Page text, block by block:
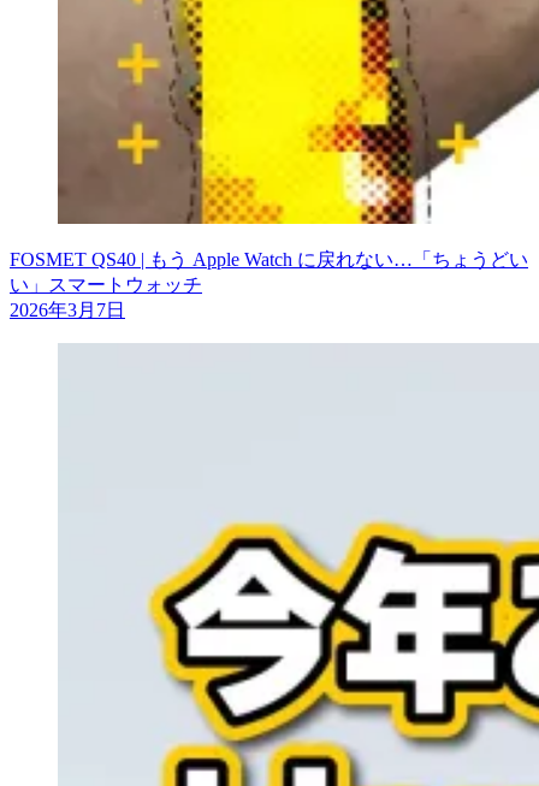
FOSMET QS40 | もう Apple Watch に戻れない…「ちょうどい
い」スマートウォッチ
2026年3月7日